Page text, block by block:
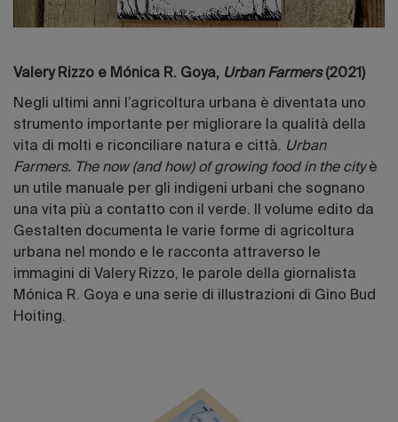
Valery Rizzo e Mónica R. Goya, Urban Farmers(2021)
Negli ultimi anni l’agricoltura urbana è diventata uno
strumento importante per migliorare la qualità della
vita di molti e riconciliare natura e città. Urban
Farmers. The now (and how) of growing food in the cityè
un utile manuale per gli indigeni urbani che sognano
una vita più a contatto con il verde. Il volume edito da
Gestalten documenta le varie forme di agricoltura
urbana nel mondo e le racconta attraverso le
immagini di Valery Rizzo, le parole della giornalista
Mónica R. Goya e una serie di illustrazioni di Gino Bud
Hoiting.